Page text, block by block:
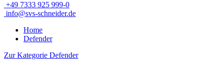
+49 7333 925 999-0
info@svs-schneider.de
Home
Defender
Zur Kategorie Defender